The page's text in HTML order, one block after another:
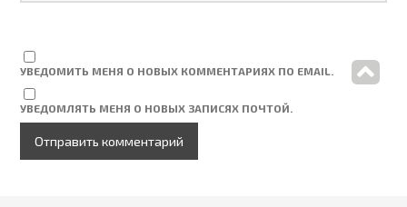
УВЕДОМИТЬ МЕНЯ О НОВЫХ КОММЕНТАРИЯХ ПО EMAIL.
УВЕДОМЛЯТЬ МЕНЯ О НОВЫХ ЗАПИСЯХ ПОЧТОЙ.